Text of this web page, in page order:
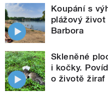
Koupání s
plážový
Barbora
Skleněné
i kočky.
o životě žiraf